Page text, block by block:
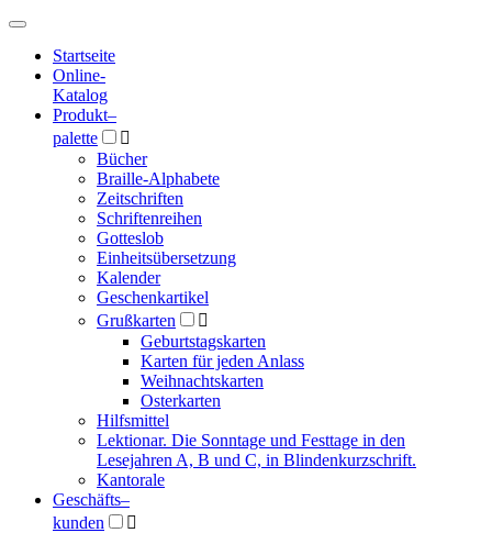
Hauptmenü
Hauptmenü
Startseite
Online-
Katalog
Produkt–
palette

Bücher
Braille-Alphabete
Zeitschriften
Schriftenreihen
Gotteslob
Einheitsübersetzung
Kalender
Geschenkartikel
Grußkarten

Geburtstagskarten
Karten für jeden Anlass
Weihnachtskarten
Osterkarten
Hilfsmittel
Lektionar. Die Sonntage und Festtage in den
Lesejahren A, B und C, in Blindenkurzschrift.
Kantorale
Geschäfts­–
kunden
